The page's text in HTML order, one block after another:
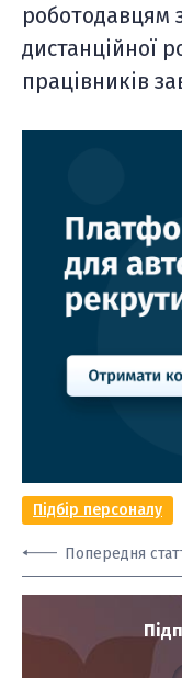
роботодавцям
дистанційної
працівників
Підбір персоналу
Попередня